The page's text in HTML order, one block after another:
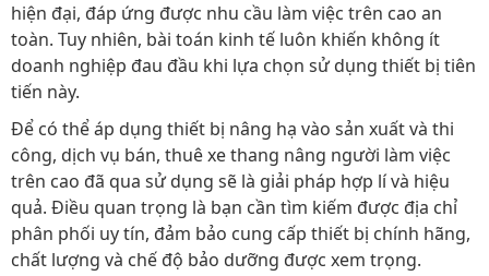
hiện đại, đáp ứng được nhu cầu làm việc trên cao an
toàn. Tuy nhiên, bài toán kinh tế luôn khiến không ít
doanh nghiệp đau đầu khi lựa chọn sử dụng thiết bị tiên
tiến này.
Để có thể áp dụng thiết bị nâng hạ vào sản xuất và thi
công, dịch vụ bán, thuê xe thang nâng người làm việc
trên cao đã qua sử dụng sẽ là giải pháp hợp lí và hiệu
quả. Điều quan trọng là bạn cần tìm kiếm được địa chỉ
phân phối uy tín, đảm bảo cung cấp thiết bị chính hãng,
chất lượng và chế độ bảo dưỡng được xem trọng.